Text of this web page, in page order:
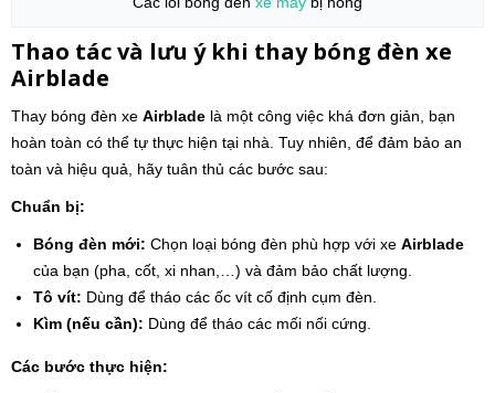
Thao tác và lưu ý khi thay bóng đèn xe
Airblade
Thay bóng đèn xe Airblade là một công việc khá đơn giản, bạn
hoàn toàn có thể tự thực hiện tại nhà. Tuy nhiên, để đảm bảo an
toàn và hiệu quả, hãy tuân thủ các bước sau:
Chuẩn bị:
Bóng đèn mới: Chọn loại bóng đèn phù hợp với xe Airblade
của bạn (pha, cốt, xi nhan,…) và đảm bảo chất lượng.
Tô vít: Dùng để tháo các ốc vít cố định cụm đèn.
Kìm (nếu cần): Dùng để tháo các mối nối cứng.
Các bước thực hiện: